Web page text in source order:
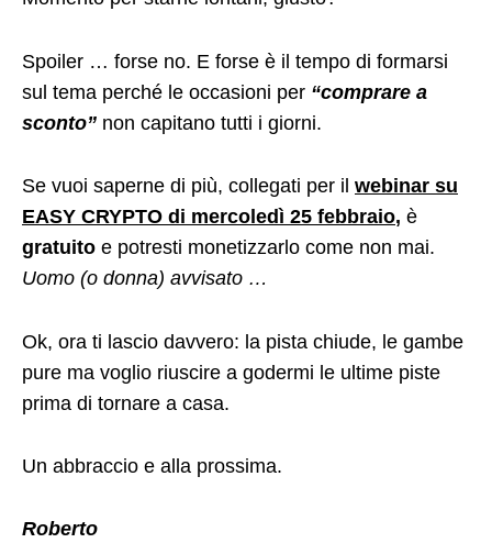
Spoiler … forse no. E forse è il tempo di formarsi
sul tema perché le occasioni per “comprare a
sconto” non capitano tutti i giorni.
Se vuoi saperne di più, collegati per il webinar su
EASY CRYPTO di mercoledì 25 febbraio, è
gratuito e potresti monetizzarlo come non mai.
Uomo (o donna) avvisato …
Ok, ora ti lascio davvero: la pista chiude, le gambe
pure ma voglio riuscire a godermi le ultime piste
prima di tornare a casa.
Un abbraccio e alla prossima.
Roberto